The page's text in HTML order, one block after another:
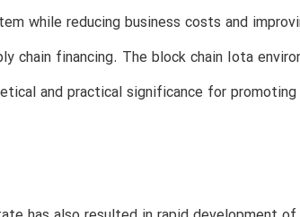
while reducing business costs and
financing. The block chain Iota
and practical significance for